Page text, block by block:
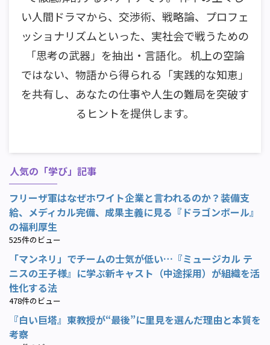
い人間ドラマから、交渉術、戦略論、プロフェ
ッショナリズムといった、実社会で戦うための
「思考の武器」を抽出・言語化。 机上の空論
ではない、物語から得られる「実践的な知恵」
を共有し、あなたの仕事や人生の難局を突破す
るヒントを提供します。
人気の「学び」記事
フリーザ軍はなぜホワイト企業と言われるのか？装備支
給、メディカル完備、成果主義に見る『ドラゴンボール』
の福利厚生
525件のビュー
「マンネリ」でチームの士気が低い…『ミュージカル テ
ニスの王子様』に学ぶ新キャスト（中途採用）が組織を活
性化する法
478件のビュー
『白い巨塔』東教授が“最後”に里見を選んだ理由と本質を
考察